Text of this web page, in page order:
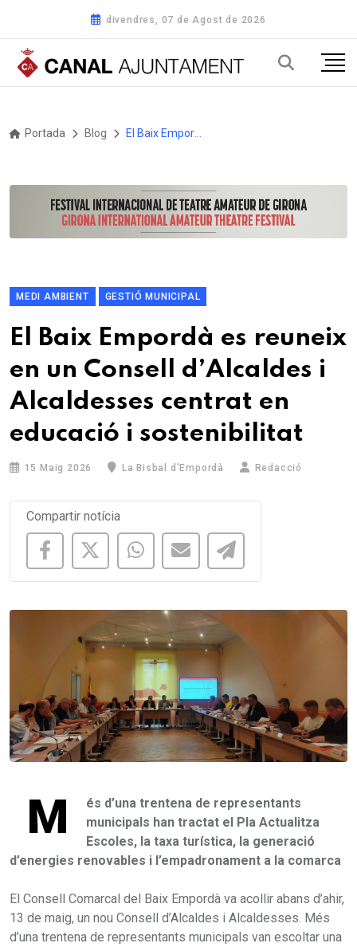
divendres, 07 de Agost de 2026
Portada Blog
MEDI AMBIENT GESTIÓ MUNICIPAL
El Baix Empordà es reuneix
en un Consell d’Alcaldes i
Alcaldesses centrat en
educació i sostenibilitat
15 Maig 2026 La Bisbal d'Empordà Redacció
Compartir notícia
M
és d’una trentena de representants
municipals han tractat el Pla Actualitza
Escoles, la taxa turística, la generació
d’energies renovables i l’empadronament a la comarca
El Consell Comarcal del Baix Empordà va acollir abans d’ahir,
13 de maig, un nou Consell d’Alcaldes i Alcaldesses. Més
d’una trentena de representants municipals van escoltar una